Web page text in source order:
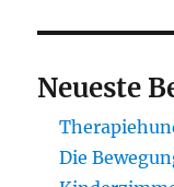
Neueste
Die